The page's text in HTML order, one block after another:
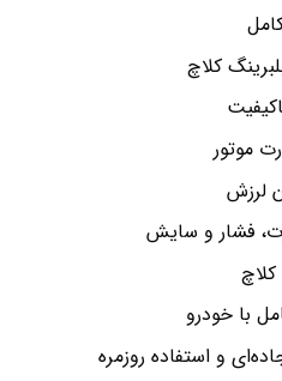
کلاچ
فشار و سایش
خودرو
و استفاده روزمره